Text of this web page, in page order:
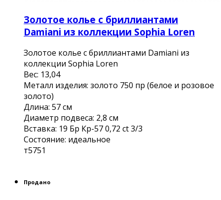
Золотое колье с бриллиантами
Damiani из коллекции Sophia Loren
Золотое колье с бриллиантами Damiani из
коллекции Sophia Loren
Вес: 13,04
Металл изделия: золото 750 пр (белое и розовое
золото)
Длина: 57 см
Диаметр подвеса: 2,8 см
Вставка: 19 Бр Кр-57 0,72 ct 3/3
Состояние: идеальное
т5751
Продано